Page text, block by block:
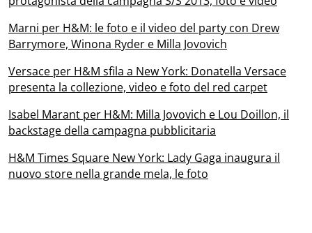
Marni per H&M: le foto e il video del party con Drew
Barrymore, Winona Ryder e Milla Jovovich
Versace per H&M sfila a New York: Donatella Versace
presenta la collezione, video e foto del red carpet
Isabel Marant per H&M: Milla Jovovich e Lou Doillon, il
backstage della campagna pubblicitaria
H&M Times Square New York: Lady Gaga inaugura il
nuovo store nella grande mela, le foto